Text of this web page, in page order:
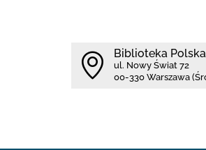
Biblioteka
ul. Nowy Świat 72
00-330 Warszawa